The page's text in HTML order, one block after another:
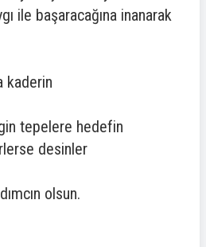
ile başaracağına inanarak
kaderin
tepelere hedefin
desinler
olsun.